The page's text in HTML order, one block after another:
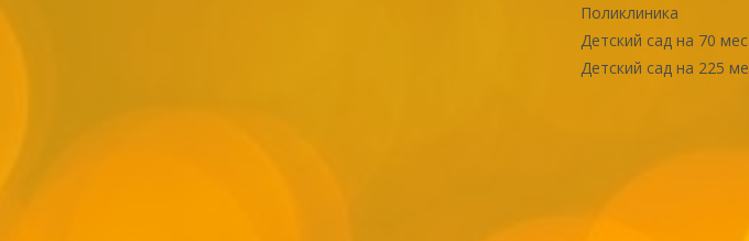
Поликлиника
Детский сад на 70
Детский сад на 225